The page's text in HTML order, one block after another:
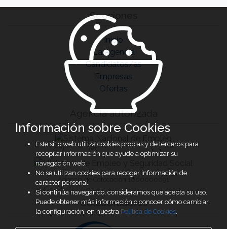
Secciones
Inicio
La Agencia
Candidatos/as
Empresas
Ofertas
Agencia autorizada
Agencia de Colocación 1600000091
Colaboradores
Información sobre Cookies
Este sitio web utiliza cookies propias y de terceros para
recopilar información que ayude a optimizar su
navegación web.
No se utilizan cookies para recoger información de
carácter personal.
Si continúa navegando, consideramos que acepta su uso.
Puede obtener más información o conocer cómo cambiar
la configuración, en nuestra Política de Cookies.